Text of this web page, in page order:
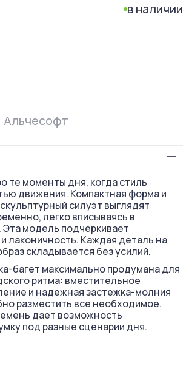
в наличии
Альчесофт
те моменты дня, когда стиль
движения. Компактная форма и
силуэт выглядят
легко вписываясь в
Эта модель подчеркивает
лаконичность. Каждая деталь на
складывается без усилий.
багет максимально продумана для
ритма: вместительное
и надежная застежка-молния
разместить все необходимое.
дает возможность
под разные сценарии дня.